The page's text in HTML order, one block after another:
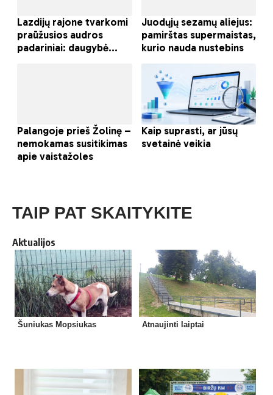
TAIP PAT SKAITYKITE
Aktualijos
Šuniukas Mopsiukas Atnaujinti laiptai